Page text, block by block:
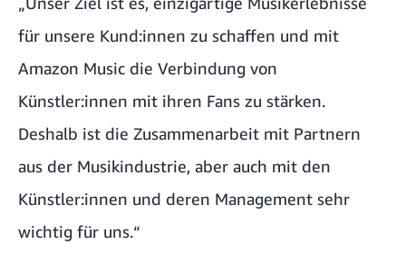
für unsere Kund:innen zu schaffen und mit
Amazon Music die Verbindung von
Künstler:innen mit ihren Fans zu stärken.
Deshalb ist die Zusammenarbeit mit Partnern
aus der Musikindustrie, aber auch mit den
Künstler:innen und deren Management sehr
wichtig für uns.“